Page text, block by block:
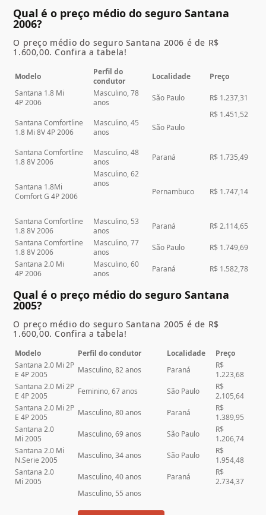
Qual é o preço médio do seguro Santana
2006?
O preço médio do seguro Santana 2006 é de R$
1.600,00. Confira a tabela!
Modelo
Perfil do
condutor
Localidade
Preço
Santana 1.8 Mi
4P 2006
Masculino, 78
anos
São Paulo R$ 1.237,31
Santana Comfortline
1.8 Mi 8V 4P 2006
Masculino, 45
anos
São Paulo
R$ 1.451,52
Santana Comfortline
1.8 8V 2006
Masculino, 48
anos
Paraná R$ 1.735,49
Santana 1.8Mi
Comfort G 4P 2006
Masculino, 62
anos
Pernambuco
R$ 1.747,14
Santana Comfortline
1.8 8V 2006
Masculino, 53
anos
Paraná
R$ 2.114,65
Santana Comfortline
1.8 8V 2006
Masculino, 77
anos
São Paulo
R$ 1.749,69
Santana 2.0 Mi
4P 2006
Masculino, 60
anos
Paraná R$ 1.582,78
Qual é o preço médio do seguro Santana
2005?
O preço médio do seguro Santana 2005 é de R$
1.600,00. Confira a tabela!
Modelo Perfil do condutor Localidade
Preço
Santana 2.0 Mi 2P
E 4P 2005
Masculino, 82 anos Paraná
R$
1.223,68
Santana 2.0 Mi 2P
E 4P 2005
Feminino, 67 anos São Paulo
R$
2.105,64
Santana 2.0 Mi 2P
E 4P 2005
Masculino, 80 anos Paraná
R$
1.389,95
Santana 2.0
Mi 2005
Masculino, 69 anos São Paulo
R$
1.206,74
Santana 2.0 Mi
N.Serie 2005
Masculino, 34 anos São Paulo
R$
1.954,48
Santana 2.0
Mi 2005
Masculino, 40 anos Paraná
R$
2.734,37
Masculino, 55 anos